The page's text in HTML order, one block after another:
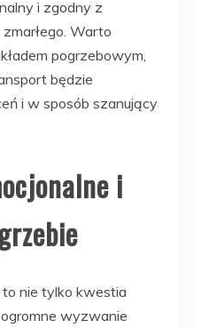
i zgodny z
Warto
pogrzebowym,
będzie
i w sposób szanujący
i
nie tylko kwestia
wyzwanie